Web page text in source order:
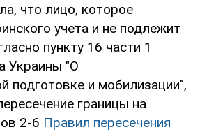
что лицо, которое
учета и не подлежит
пункту 16 части 1
Украины "О
подготовке и мобилизации",
границы на
2-6 Правил пересечения